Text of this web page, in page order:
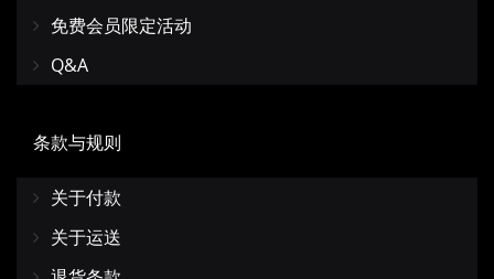
免费会员限定活动
Q&A
条款与规则
关于付款
关于运送